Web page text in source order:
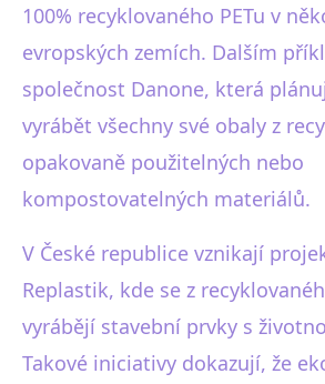
100% recyklovaného PETu v
evropských zemích. Dalším
společnost Danone, která
vyrábět všechny své obaly z
opakovaně použitelných nebo
kompostovatelných materiálů.
V České republice vznikají
Replastik, kde se z
vyrábějí stavební prvky s
Takové iniciativy dokazují, že